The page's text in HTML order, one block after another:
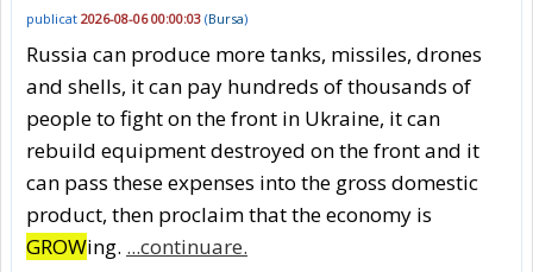
publicat 2026-08-06 00:00:03 (Bursa)
Russia can produce more tanks, missiles, drones
and shells, it can pay hundreds of thousands of
people to fight on the front in Ukraine, it can
rebuild equipment destroyed on the front and it
can pass these expenses into the gross domestic
product, then proclaim that the economy is
GROWing. ...continuare.